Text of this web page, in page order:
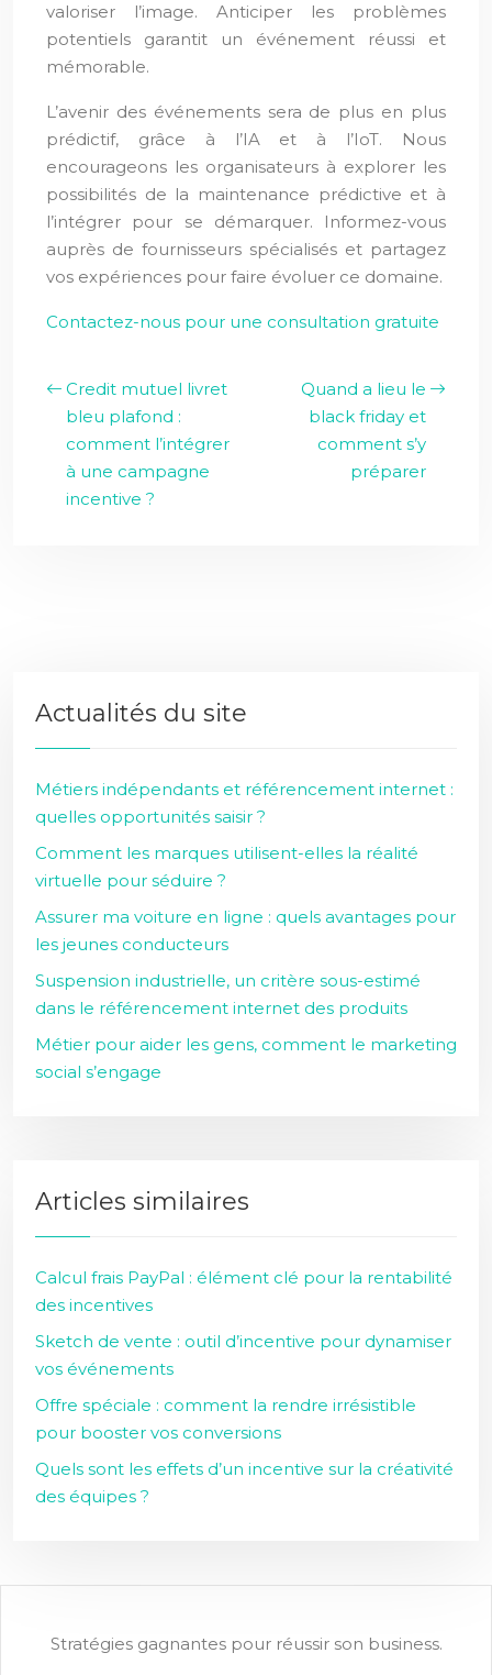
valoriser l’image. Anticiper les problèmes
potentiels garantit un événement réussi et
mémorable.
L’avenir des événements sera de plus en plus
prédictif, grâce à l’IA et à l’IoT. Nous
encourageons les organisateurs à explorer les
possibilités de la maintenance prédictive et à
l’intégrer pour se démarquer. Informez-vous
auprès de fournisseurs spécialisés et partagez
vos expériences pour faire évoluer ce domaine.
Contactez-nous pour une consultation gratuite
Credit mutuel livret
bleu plafond :
comment l’intégrer
à une campagne
incentive ?
Quand a lieu le
black friday et
comment s’y
préparer
Actualités du site
Métiers indépendants et référencement internet :
quelles opportunités saisir ?
Comment les marques utilisent-elles la réalité
virtuelle pour séduire ?
Assurer ma voiture en ligne : quels avantages pour
les jeunes conducteurs
Suspension industrielle, un critère sous-estimé
dans le référencement internet des produits
Métier pour aider les gens, comment le marketing
social s’engage
Articles similaires
Calcul frais PayPal : élément clé pour la rentabilité
des incentives
Sketch de vente : outil d’incentive pour dynamiser
vos événements
Offre spéciale : comment la rendre irrésistible
pour booster vos conversions
Quels sont les effets d’un incentive sur la créativité
des équipes ?
Stratégies gagnantes pour réussir son business.